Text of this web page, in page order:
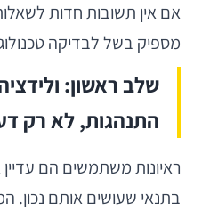
אם אין תשובות חדות לשאלות
מספיק בשל לבדיקה
שלב ראשון:
התנהגות, לא רק
ראיונות משתמשים הם
בתנאי שעושים אותם נכון.